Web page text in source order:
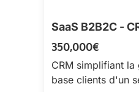
SaaS B2B2C -
350,000€
CRM simplifiant la
base clients d'un